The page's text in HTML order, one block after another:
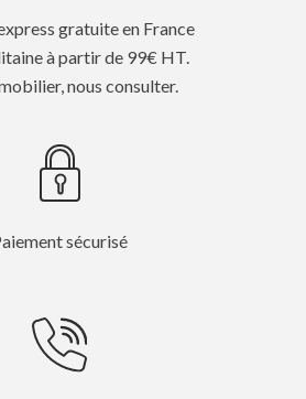
gratuite en France
à partir de 99€ HT.
nous consulter.
sécurisé